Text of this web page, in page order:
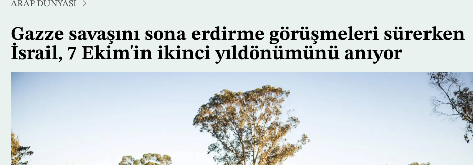
ARAP DÜNYASI
Gazze savaşını sona erdirme görüşmeleri sürerken
İsrail, 7 Ekim'in ikinci yıldönümünü anıyor